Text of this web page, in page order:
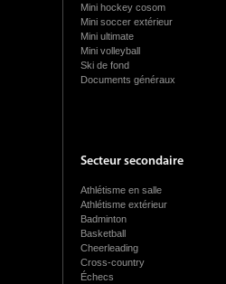
Mini hockey cosom
Mini soccer extérieur
Mini ultimate
Mini volleyball
Ski de fond
Documents généraux
Secteur secondaire
Athlétisme en salle
Athlétisme extérieur
Badminton
Basketball
Cheerleading
Cross-country
Échecs